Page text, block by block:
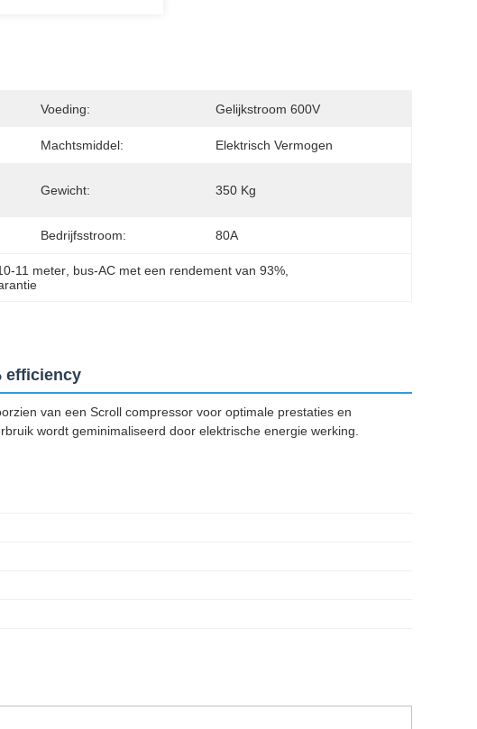
Voeding: Gelijkstroom 600V
Machtsmiddel: Elektrisch Vermogen
Gewicht: 350 Kg
Bedrijfsstroom: 80A
11 meter bus-AC met een rendement van 93%
efficiency
van een Scroll compressor voor optimale prestaties en
wordt geminimaliseerd door elektrische energie werking.